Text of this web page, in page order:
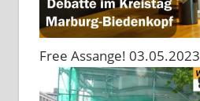
Free Assange! 03.05.2023